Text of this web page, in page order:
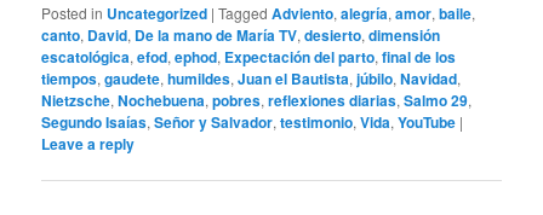
Posted in Uncategorized |Tagged Adviento,alegría,amor,baile,
canto, David, De la mano de María TV,desierto,dimensión
escatológica,efod,ephod, Expectación del parto,final de los
tiempos,gaudete,humildes,Juan el Bautista,júbilo,Navidad,
Nietzsche,Nochebuena,pobres,reflexiones diarias,Salmo 29,
Segundo Isaías,Señor y Salvador,testimonio,Vida,YouTube |
Leave a reply